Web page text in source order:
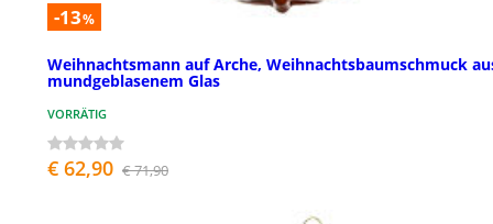
-13%
Weihnachtsmann auf Arche, Weihnachtsbaumschmuck
mundgeblasenem Glas
VORRÄTIG
€ 62,90 € 71,90